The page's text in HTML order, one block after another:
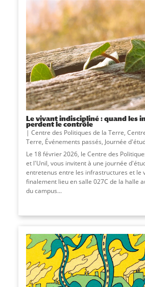
Le vivant indiscipliné : quand les
perdent le contrôle
Centre des Politiques de la Terre,
Terre, Événements passés, Journée
Le 18 février 2026, le Centre des
et l'Unil, vous invitent à une journée
entretenus entre les infrastructures et le
finalement lieu en salle 027C de la halle
du campus...